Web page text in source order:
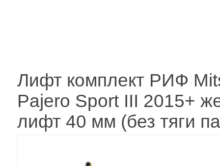
Лифт комплект РИФ
Pajero Sport III 2015+
лифт 40 мм (без тяги